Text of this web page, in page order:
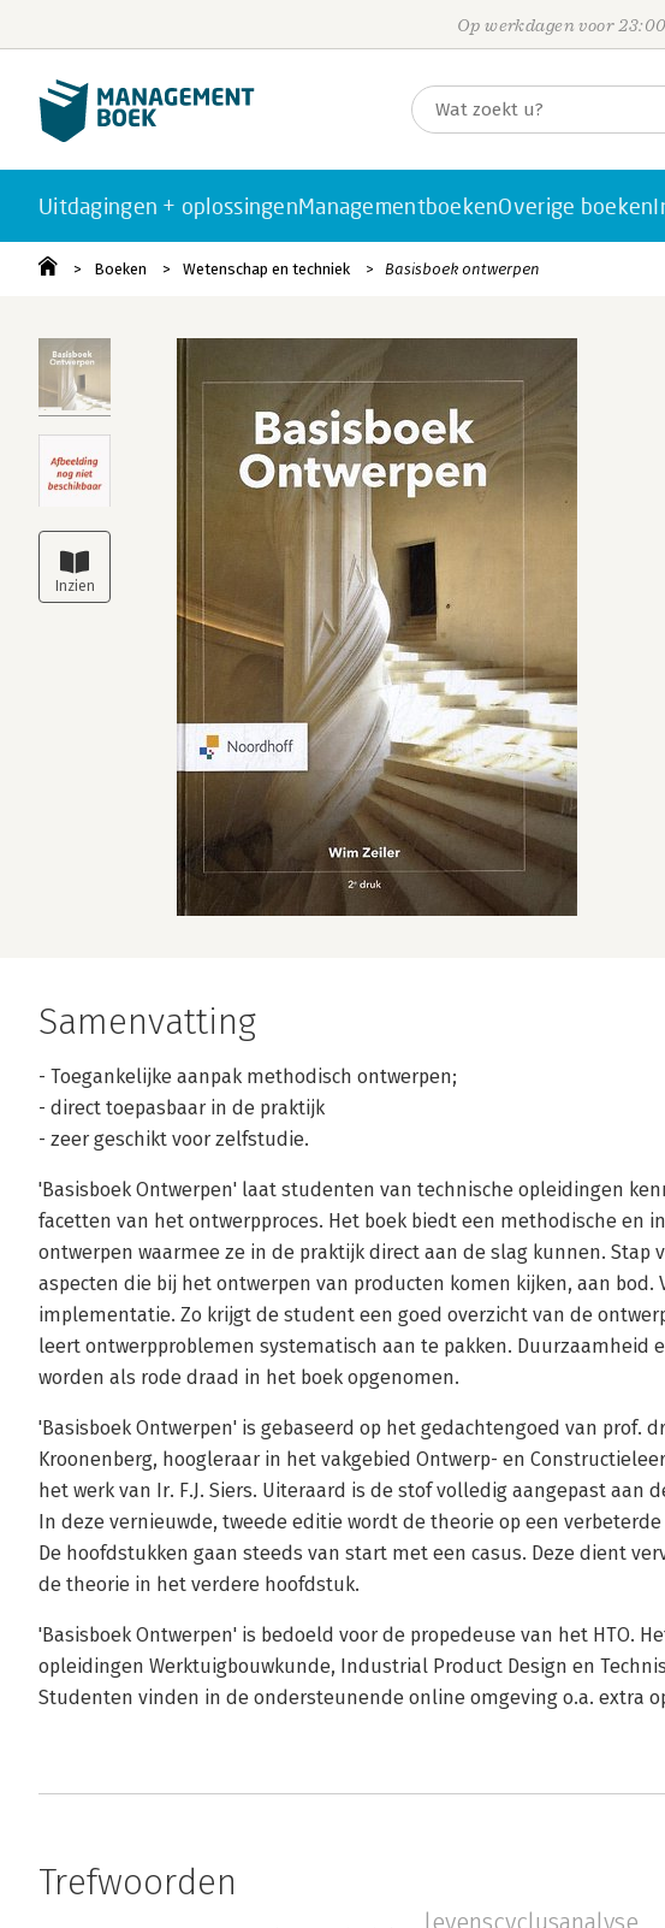
Op werkdagen voor
Uitdagingen + oplossingenManagementboekenOverige boeken
Boeken Wetenschap en techniek Basisboek ontwerpen
Samenvatting
- Toegankelijke aanpak methodisch ontwerpen;
- direct toepasbaar in de praktijk
- zeer geschikt voor zelfstudie.
'Basisboek Ontwerpen' laat studenten van technische opleidingen
facetten van het ontwerpproces. Het boek biedt een methodische en
ontwerpen waarmee ze in de praktijk direct aan de slag kunnen. Stap
aspecten die bij het ontwerpen van producten komen kijken, aan bod.
implementatie. Zo krijgt de student een goed overzicht van de
leert ontwerpproblemen systematisch aan te pakken. Duurzaamheid
worden als rode draad in het boek opgenomen.
'Basisboek Ontwerpen' is gebaseerd op het gedachtengoed van prof.
Kroonenberg, hoogleraar in het vakgebied Ontwerp- en
het werk van Ir. F.J. Siers. Uiteraard is de stof volledig aangepast aan
In deze vernieuwde, tweede editie wordt de theorie op een
De hoofdstukken gaan steeds van start met een casus. Deze dient
de theorie in het verdere hoofdstuk.
'Basisboek Ontwerpen' is bedoeld voor de propedeuse van het HTO.
opleidingen Werktuigbouwkunde, Industrial Product Design en
Studenten vinden in de ondersteunende online omgeving o.a. extra
Trefwoorden